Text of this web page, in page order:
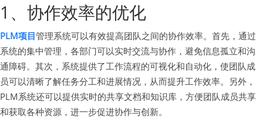
1、协作效率的优化
PLM项目管理系统可以有效提高团队之间的协作效率。首先，通过
系统的集中管理，各部门可以实时交流与协作，避免信息孤立和沟
通障碍。其次，系统提供了工作流程的可视化和自动化，使团队成
员可以清晰了解任务分工和进展情况，从而提升工作效率。另外，
PLM系统还可以提供实时的共享文档和知识库，方便团队成员共享
和获取各种资源，进一步促进协作与创新。